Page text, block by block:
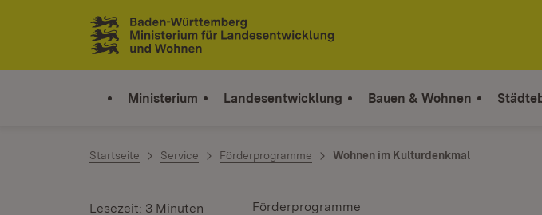
Zum Inhalt springen
Link zur Startseite
Ministerium Landesentwicklung Bauen & Wohnen
Startseite Service Förderprogramme Wohnen im Kulturdenkmal
Förderprogramme
Lesezeit: 3 Minuten